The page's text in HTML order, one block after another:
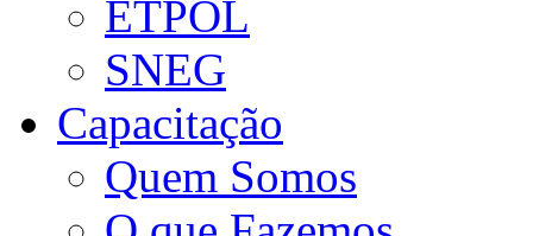
ETPOL
SNEG
Capacitação
Quem Somos